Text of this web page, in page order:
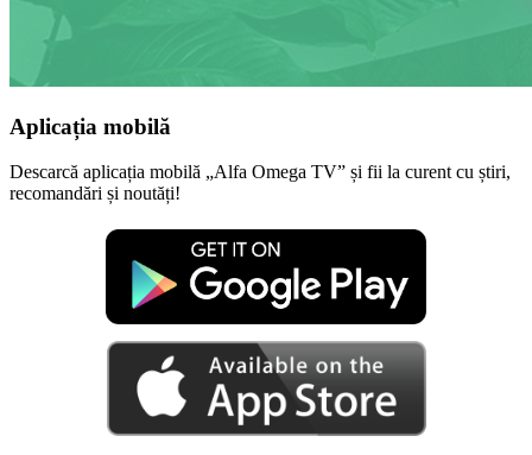
Aplicația mobilă
Descarcă aplicația mobilă „Alfa Omega TV” și fii la curent cu știri,
recomandări și noutăți!